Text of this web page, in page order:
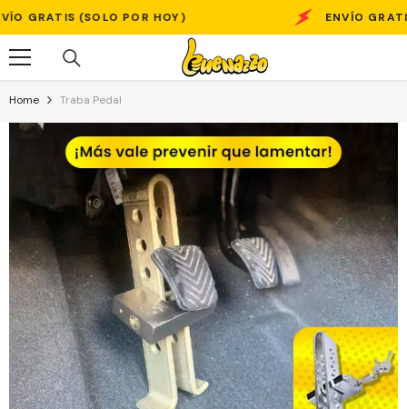
Skip To Content
POR HOY) ENVÍO GRATIS (SOLO POR
Home Traba Pedal